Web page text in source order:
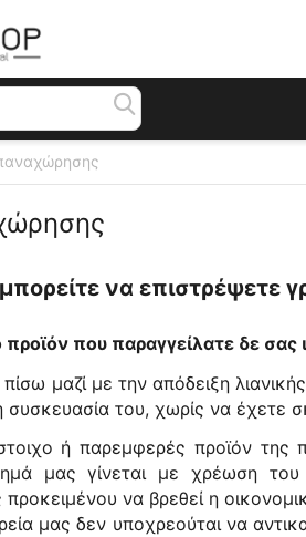
να επιστρέψετε
που παραγγείλατε δε σας
πίσω μαζί με την απόδειξη
του, χωρίς να έχετε
ή παρεμφερές προϊόν
μας γίνεται με χρέωση του
προκειμένου να βρεθεί η
μας δεν υποχρεούται να